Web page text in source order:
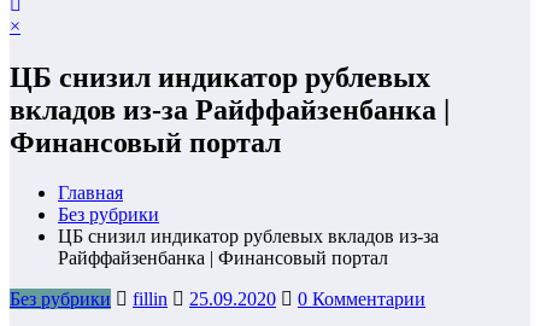
×
ЦБ снизил индикатор рублевых
вкладов из-за Райффайзенбанка |
Финансовый портал
Главная
Без рубрики
ЦБ снизил индикатор рублевых вкладов из-за
Райффайзенбанка | Финансовый портал
Без рубрики
fillin 25.09.2020 0 Комментарии